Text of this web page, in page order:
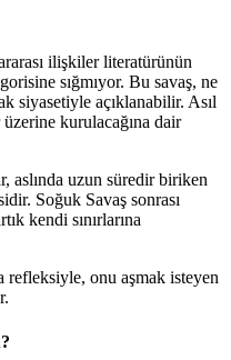
ilişkiler literatürünün
sığmıyor. Bu savaş, ne
siyasetiyle açıklanabilir. Asıl
kurulacağına dair
aslında uzun süredir biriken
Soğuk Savaş sonrası
kendi sınırlarına
refleksiyle, onu aşmak isteyen